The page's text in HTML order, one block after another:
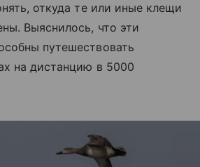
откуда те или иные клещи
Выяснилось, что эти
путешествовать
на дистанцию в 5000